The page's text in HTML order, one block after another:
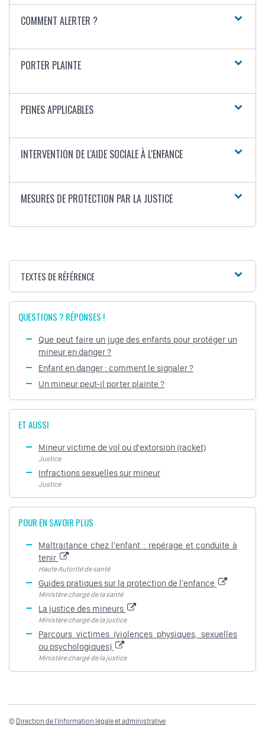
COMMENT ALERTER ?
PORTER PLAINTE
PEINES APPLICABLES
INTERVENTION DE L'AIDE SOCIALE À L'ENFANCE
MESURES DE PROTECTION PAR LA JUSTICE
TEXTES DE RÉFÉRENCE
QUESTIONS ? RÉPONSES !
Que peut faire un juge des enfants pour protéger un
mineur en danger ?
Enfant en danger : comment le signaler ?
Un mineur peut-il porter plainte ?
ET AUSSI
Mineur victime de vol ou d'extorsion (racket)
Justice
Infractions sexuelles sur mineur
Justice
POUR EN SAVOIR PLUS
Maltraitance chez l'enfant : repérage et conduite à
tenir
Haute Autorité de santé
Guides pratiques sur la protection de l'enfance
Ministère chargé de la santé
La justice des mineurs
Ministère chargé de la justice
Parcours victimes (violences physiques, sexuelles
ou psychologiques)
Ministère chargé de la justice
© Direction de l'information légale et administrative